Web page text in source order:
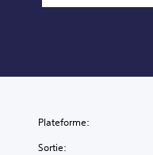
Plateforme:
Sortie: